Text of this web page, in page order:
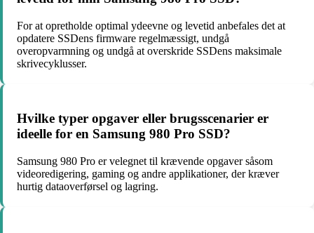
For at opretholde optimal ydeevne og levetid anbefales det at
opdatere SSDens firmware regelmæssigt, undgå
overopvarmning og undgå at overskride SSDens maksimale
skrivecyklusser.
Hvilke typer opgaver eller brugsscenarier er
ideelle for en Samsung 980 Pro SSD?
Samsung 980 Pro er velegnet til krævende opgaver såsom
videoredigering, gaming og andre applikationer, der kræver
hurtig dataoverførsel og lagring.